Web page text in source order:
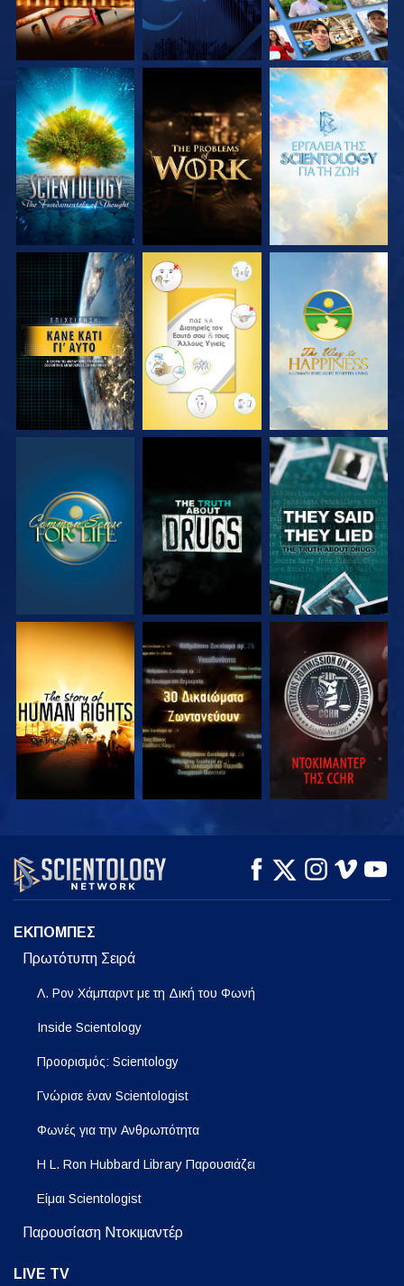
ΕΞΕΡΕΥΝΗΣΤΕ ΤΗ
ΣΕΙΡΑ
ΕΞΕΡΕΥΝΗΣΤΕ ΤΗ
ΣΕΙΡΑ
ΕΞΕΡΕΥΝΗΣΤΕ ΤΗ
ΣΕΙΡΑ
ΠΑΡΑΚΟΛΟΥΘΗΣΤΕ ΠΑΡΑΚΟΛΟΥΘΗΣΤΕ ΠΑΡΑΚΟΛΟΥΘΗΣΤΕ
ΠΑΡΑΚΟΛΟΥΘΗΣΤΕ ΠΑΡΑΚΟΛΟΥΘΗΣΤΕ ΠΑΡΑΚΟΛΟΥΘΗΣΤΕ
ΠΑΡΑΚΟΛΟΥΘΗΣΤΕ ΠΑΡΑΚΟΛΟΥΘΗΣΤΕ ΠΑΡΑΚΟΛΟΥΘΗΣΤΕ
ΠΑΡΑΚΟΛΟΥΘΗΣΤΕ ΠΑΡΑΚΟΛΟΥΘΗΣΤΕ
ΕΞΕΡΕΥΝΗΣΤΕ ΤΗ
ΣΕΙΡΑ
ΕΚΠΟΜΠΕΣ
Πρωτότυπη Σειρά
Λ. Ρον Χάμπαρντ με τη Δική του Φωνή
Inside Scientology
Προορισμός: Scientology
Γνώρισε έναν Scientologist
Φωνές για την Ανθρωπότητα
Η L. Ron Hubbard Library Παρουσιάζει
Είμαι Scientologist
Παρουσίαση Ντοκιμαντέρ
LIVE TV